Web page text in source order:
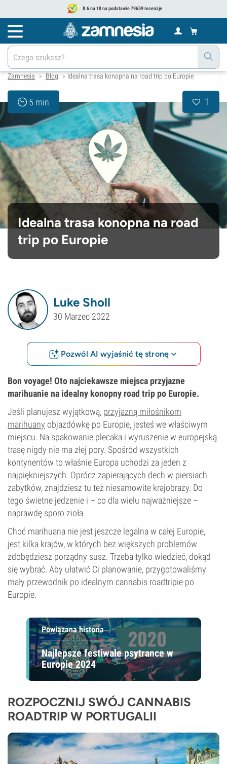
8.6 na 10 na podstawie 79659 recenzje
Zamnesia > Blog > Idealna trasa konopna na road trip po Europie
5 min 1
Idealna trasa konopna na road
trip po Europie
Luke Sholl
30 Marzec 2022
Pozwól AI wyjaśnić tę stronę
Bon voyage! Oto najciekawsze miejsca przyjazne
marihuanie na idealny konopny road trip po Europie.
Jeśli planujesz wyjątkową, przyjazną miłośnikom
marihuany objazdówkę po Europie, jesteś we właściwym
miejscu. Na spakowanie plecaka i wyruszenie w europejską
trasę nigdy nie ma złej pory. Spośród wszystkich
kontynentów to właśnie Europa uchodzi za jeden z
najpiękniejszych. Oprócz zapierających dech w piersiach
zabytków, znajdziesz tu też niesamowite krajobrazy. Do
tego świetne jedzenie i – co dla wielu najważniejsze –
naprawdę sporo zioła.
Choć marihuana nie jest jeszcze legalna w całej Europie,
jest kilka krajów, w których bez większych problemów
zdobędziesz porządny susz. Trzeba tylko wiedzieć, dokąd
się wybrać. Aby ułatwić Ci planowanie, przygotowaliśmy
mały przewodnik po idealnym cannabis roadtripie po
Europie.
Powiązana historia
Najlepsze festiwale psytrance w
Europie 2024
ROZPOCZNIJ SWÓJ CANNABIS
ROADTRIP W PORTUGALII